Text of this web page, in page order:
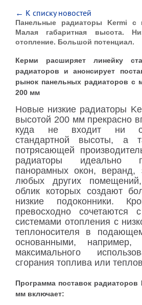
← К списку новостей
Панельные радиаторы Kermi
Малая габаритная высота.
отопление. Большой потенциал.
Керми расширяет линейку
радиаторов и анонсирует
рынок панельных радиаторов с
200 мм
Новые низкие радиаторы
высотой 200 мм прекрасно
куда не входит ни
стандартной высоты, а
потрясающей
радиаторы идеально
панорамных окон, веранд,
любых других помещений,
облик которых создают
низкие подоконники.
превосходно сочетаются
системами отопления с
теплоносителя в
основанными, например,
максимального
сгорания топлива или
Программа поставок
мм включает: